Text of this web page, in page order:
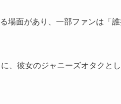
場面があり、一部ファンは「
、彼女のジャニーズオタクと